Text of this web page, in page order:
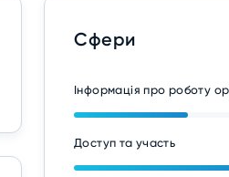
Сфери
Інформація про роботу
Доступ та участь